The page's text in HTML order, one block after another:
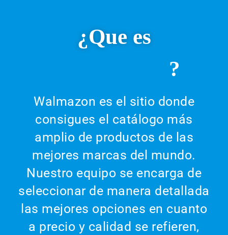
¿Que es
?
Walmazon es el sitio donde
consigues el catálogo más
amplio de productos de las
mejores marcas del mundo.
Nuestro equipo se encarga de
seleccionar de manera detallada
las mejores opciones en cuanto
a precio y calidad se refieren,